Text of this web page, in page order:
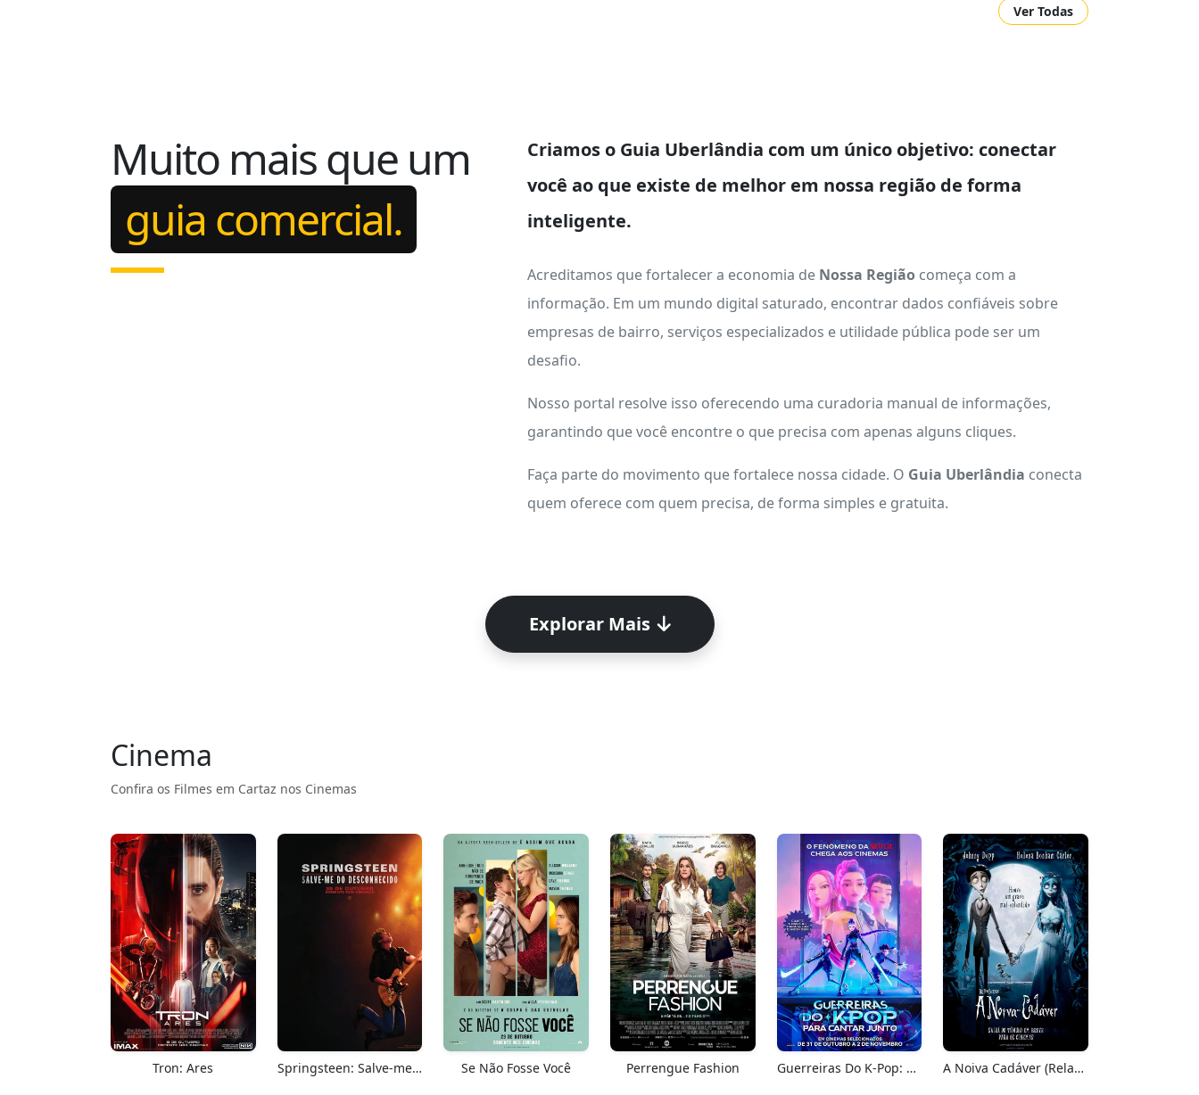
Ver Todas
Muito mais que um
guia comercial.
Criamos o Guia Uberlândia com um único objetivo: conectar
você ao que existe de melhor em nossa região de forma
inteligente.
Acreditamos que fortalecer a economia de Nossa Regiãocomeça com a
informação. Em um mundo digital saturado, encontrar dados confiáveis sobre
empresas de bairro, serviços especializados e utilidade pública pode ser um
desafio.
Nosso portal resolve isso oferecendo uma curadoria manual de informações,
garantindo que você encontre o que precisa com apenas alguns cliques.
Faça parte do movimento que fortalece nossa cidade. O Guia Uberlândia conecta
quem oferece com quem precisa, de forma simples e gratuita.
Explorar Mais
Cinema
Confira os Filmes em Cartaz nos Cinemas
Tron: Ares Springsteen: Salve-me Do Desconhecido Se Não Fosse Você Perrengue Fashion Guerreiras Do K-Pop: Para Cantar Junto A Noiva Cadáver (Relançamento)